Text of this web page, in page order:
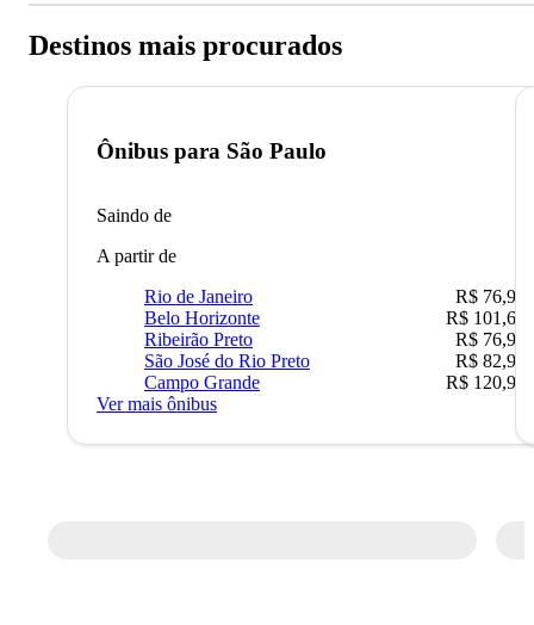
Destinos mais procurados
Ônibus para São Paulo
Saindo de
A partir de
Rio de Janeiro
R$ 76,90
Belo Horizonte
R$ 101,67
Ribeirão Preto
R$ 76,90
São José do Rio Preto
R$ 82,90
Campo Grande
R$ 120,90
Ver mais ônibus